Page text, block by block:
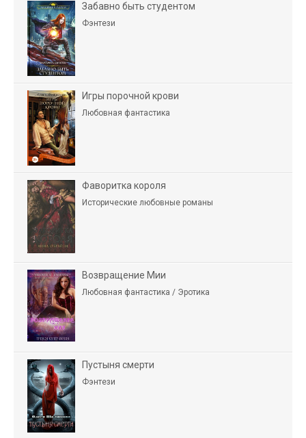
Забавно быть студентом
Фэнтези
Игры порочной крови
Любовная фантастика
Фаворитка короля
Исторические любовные романы
Возвращение Мии
Любовная фантастика / Эротика
Пустыня смерти
Фэнтези